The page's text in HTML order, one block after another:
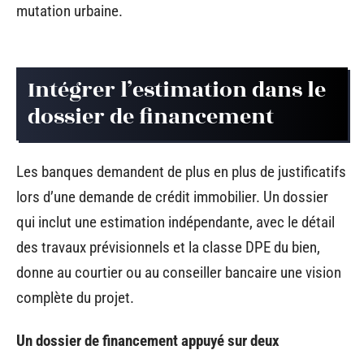
mutation urbaine.
Intégrer l’estimation dans le
dossier de financement
Les banques demandent de plus en plus de justificatifs
lors d’une demande de crédit immobilier. Un dossier
qui inclut une estimation indépendante, avec le détail
des travaux prévisionnels et la classe DPE du bien,
donne au courtier ou au conseiller bancaire une vision
complète du projet.
Un dossier de financement appuyé sur deux